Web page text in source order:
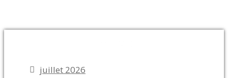
juillet 2026